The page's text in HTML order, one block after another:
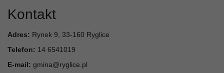
Kontakt
Adres: Rynek 9, 33-160 Ryglice
Telefon: 14 6541019
E-mail: gmina@ryglice.pl